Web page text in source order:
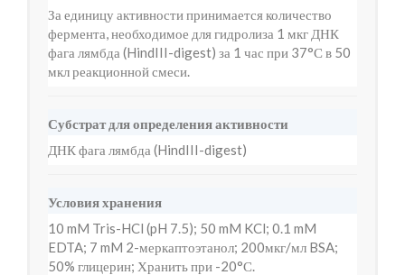
За единицу активности принимается количество
фермента, необходимое для гидролиза 1 мкг ДНК
фага лямбда (HindIII-digest) за 1 час при 37°С в 50
мкл реакционной смеси.
Субстрат для определения активности
ДНК фага лямбда (HindIII-digest)
Условия хранения
10 mM Tris-HCl (pH 7.5); 50 mM KCl; 0.1 mM
EDTA; 7 mM 2-меркаптоэтанол; 200мкг/мл BSA;
50% глицерин; Хранить при -20°С.